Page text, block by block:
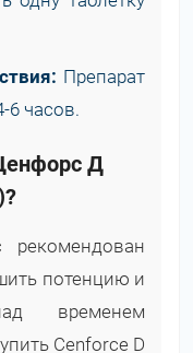
Препарат
6 часов.
Д
потенцию и
временем
Cenforce D